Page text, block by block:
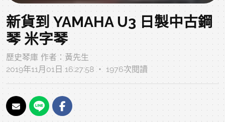
新貨到 YAMAHA U3 日製中古鋼
琴 米字琴
歷史琴庫 作者：黃先生
2019年11月01日 16:27:58 ‧ 1976次閱讀